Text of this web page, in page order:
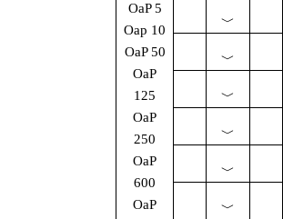
OaP 5
Oap 10
OaP 50
OaP
125
OaP
250
OaP
600
OaP
﹀
﹀
﹀
﹀
﹀
﹀